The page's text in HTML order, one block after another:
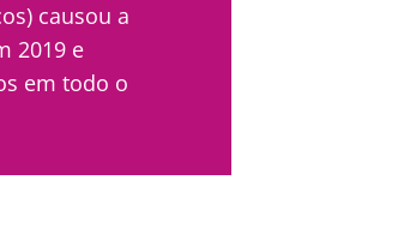
causou a
2019 e
em todo o